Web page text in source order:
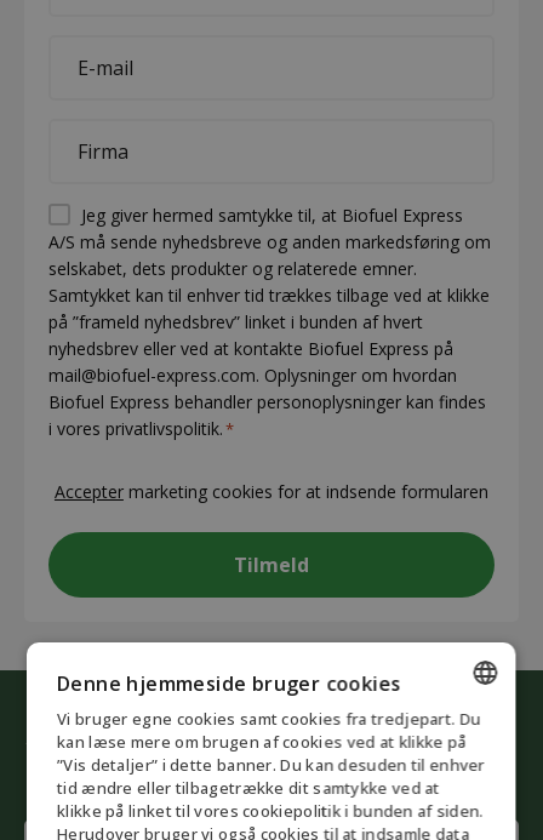
mail
Permission
(visible)
*
Jeg giver hermed samtykke til, at Biofuel Express
A/S må sende nyhedsbreve og anden markedsføring om
selskabet, dets produkter og relaterede emner.
Samtykket kan til enhver tid trækkes tilbage ved at klikke
på ”frameld nyhedsbrev” linket i bunden af hvert
nyhedsbrev eller ved at kontakte Biofuel Express på
mail@biofuel-express.com. Oplysninger om hvordan
Biofuel Express behandler personoplysninger kan findes
i vores privatlivspolitik.*
Acceptermarketing cookies for at indsende formularen
Start den grønne omstilling
Lad vores rådgivere hjælpe dig
Name
ENGLISH
DANISH
GERMAN
Denne hjemmeside bruger cookies
Vi bruger egne cookies samt cookies fra tredjepart. Du
kan læse mere om brugen af cookies ved at klikke på
”Vis detaljer” i dette banner. Du kan desuden til enhver
tid ændre eller tilbagetrække dit samtykke ved at
klikke på linket til vores cookiepolitik i bunden af siden.
Herudover bruger vi også cookies til at indsamle data